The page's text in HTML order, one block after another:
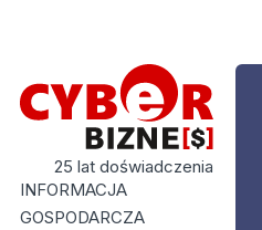
25 lat doświadczenia
INFORMACJA
GOSPODARCZA